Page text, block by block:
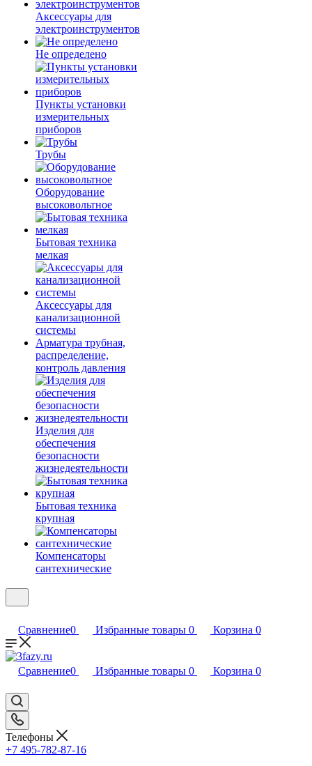
Аксессуары для
электроинструментов
Не определено
Пункты установки
измерительных
приборов
Трубы
Оборудование
высоковольтное
Бытовая техника
мелкая
Аксессуары для
канализационной
системы
Арматура трубная,
распределение,
контроль давления
Изделия для
обеспечения
безопасности
жизнедеятельности
Бытовая техника
крупная
Компенсаторы
сантехнические
Сравнение0 Избранные товары 0 Корзина 0
Сравнение0 Избранные товары 0 Корзина 0
Телефоны
+7 495-782-87-16